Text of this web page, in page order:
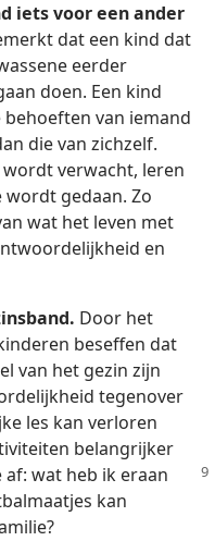
iets voor een ander
dat een kind dat
eerder
doen. Een kind
van iemand
die van zichzelf.
wordt verwacht, leren
gedaan. Zo
wat het leven met
en
Door het
beseffen dat
van het gezin zijn
tegenover
les kan verloren
belangrijker
af: wat heb ik eraan
kan